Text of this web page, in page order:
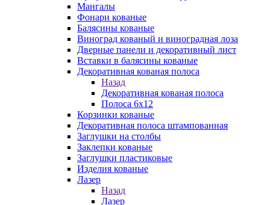
Мангалы
Фонари кованые
Балясины кованые
Виноград кованый и виноградная лоза
Дверные панели и декоративный лист
Вставки в балясины кованые
Декоративная кованая полоса
Назад
Декоративная кованая полоса
Полоса 6х12
Корзинки кованые
Декоративная полоса штампованная
Заглушки на столбы
Заклепки кованые
Заглушки пластиковые
Изделия кованые
Лазер
Назад
Лазер